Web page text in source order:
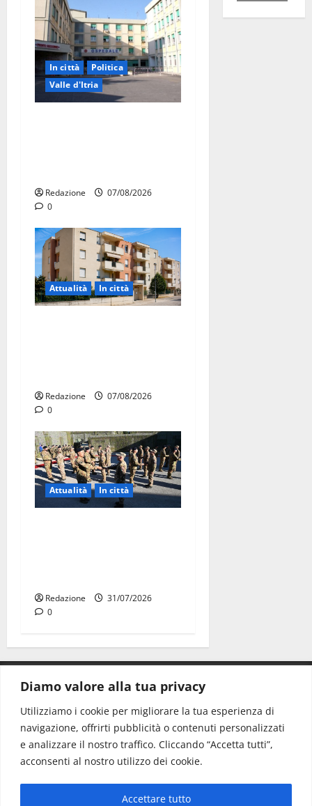
Diamo valore alla tua privacy
Utilizziamo i cookie per migliorare la tua esperienza di
navigazione, offrirti pubblicità o contenuti personalizzati
e analizzare il nostro traffico. Cliccando “Accetta tutti”,
acconsenti al nostro utilizzo dei cookie.
Accettare tutto
In città
Politica
Valle d'Itria
Redazione
07/08/2026
0
Attualità In città
Redazione
07/08/2026
0
Attualità In città
Redazione
31/07/2026
0
CONTATTI.
Redazione: redazione@www.martinasera.it
Direttore:direttore@www.martinasera.it
Info & Commerciale:info@www.martinasera.it